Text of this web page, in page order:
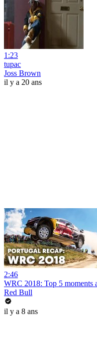
1:23
tupac
Joss Brown
il y a 20 ans
2:46
WRC 2018: Top 5 moments
Red Bull
il y a 8 ans